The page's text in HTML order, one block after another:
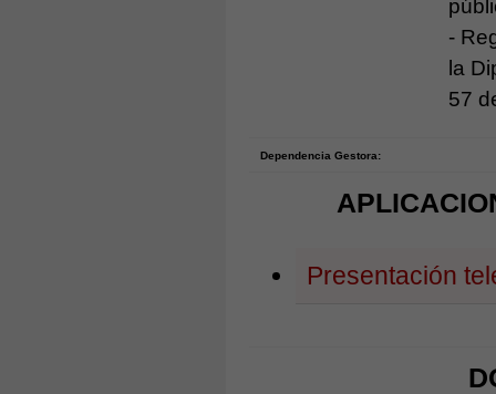
-
la
57
Dependencia Gestora:
Presentación